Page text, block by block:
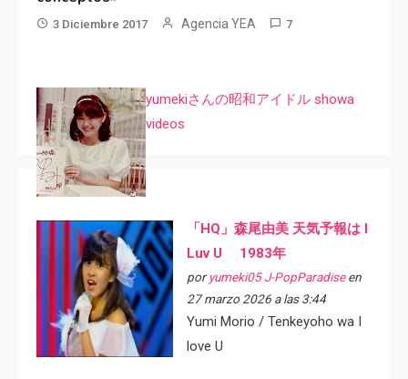
3 Diciembre 2017 Agencia YEA 7
yumekiさんの昭和アイドル showa
videos
「HQ」森尾由美 天気予報は I
Luv U 1983年
por yumeki05 J-PopParadiseen
27 marzo 2026 a las 3:44
Yumi Morio / Tenkeyoho wa I
love U